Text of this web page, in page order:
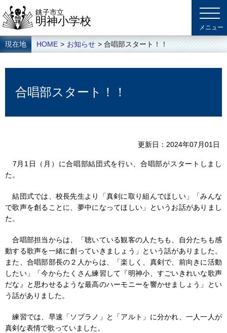
銚子市立
明神小学校
現在地 HOME > お知らせ > 合唱部スタート！！
合唱部スタート！！
更新日 2024年07月01日
7月1日（月）に合唱部結団式を行い、合唱部がスタートしまし
た。
結団式では、校長先生より「真剣に取り組んでほしい」「みんな
で歌声を創ることに、夢中になってほしい」というお話がありまし
た。
合唱部担当からは、「聴いている観客の人たちも、自分たちも感
動する歌声を一緒に創っていきましょう」という話がありました。
また、合唱部部長の２人からは、「楽しく、真剣で、前向きに活動
したい」「今からたくさん練習して『明神小、すごいきれいな歌声
だな』と思わせるような最高のハーモニーを響かせましょう」とい
う話がありました。
練習では、早速「ソプラノ」と「アルト」に分かれ、一人一人が
真剣な表情で歌っていました。